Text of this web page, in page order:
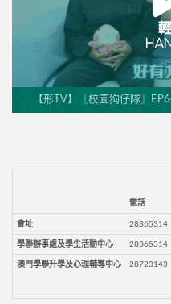
【形TV】〖校園狗仔隊〗
電話
會址 28365314
學聯辦事處及學生活動中心 28365314
澳門學聯升學及心理輔導中心 28723143